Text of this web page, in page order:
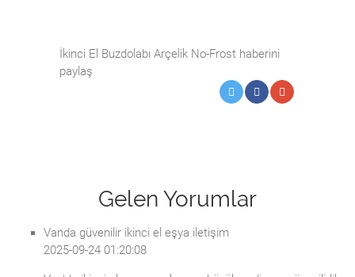
İkinci El Buzdolabı Arçelik No-Frost haberini
paylaş
Gelen Yorumlar
Vanda güvenilir ikinci el eşya iletişim
2025-09-24 01:20:08